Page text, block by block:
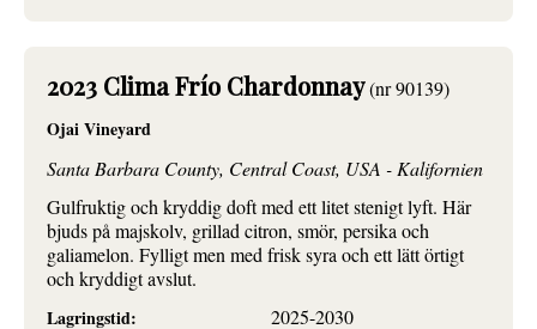
2023 Clima Frío Chardonnay(nr 90139)
Ojai Vineyard
Santa Barbara County, Central Coast, USA - Kalifornien
Gulfruktig och kryddig doft med ett litet stenigt lyft. Här
bjuds på majskolv, grillad citron, smör, persika och
galiamelon. Fylligt men med frisk syra och ett lätt örtigt
och kryddigt avslut.
Lagringstid:
2025-2030